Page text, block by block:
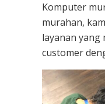
Komputer
murahan,
layanan yang
customer